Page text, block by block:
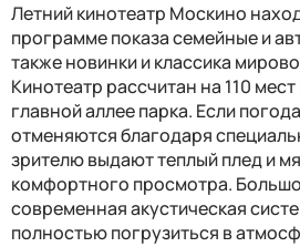
Летний кинотеатр Москино
программе показа семейные и
также новинки и классика
Кинотеатр рассчитан на 110
главной аллее парка. Если
отменяются благодаря
зрителю выдают теплый плед и
комфортного просмотра.
современная акустическая
полностью погрузиться в